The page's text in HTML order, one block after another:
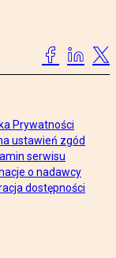
Prywatności
ustawień zgód
serwisu
o nadawcy
dostępności